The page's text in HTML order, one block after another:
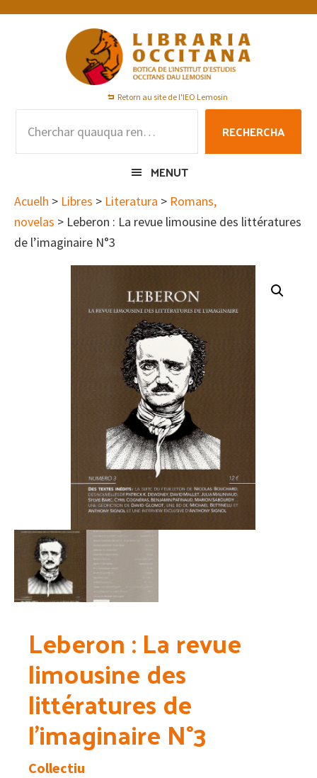
Skip
Skip
Skip
Retorn au site de l'IEO Lemosin
RECHERCHA
MENUT
Acuelh > Libres > Literatura > Romans,
novelas > Leberon : La revue limousine des littératures
de l’imaginaire N°3
Leberon : La revue
limousine des
littératures de
l’imaginaire N°3
Collectiu